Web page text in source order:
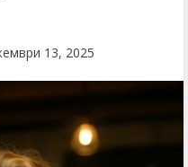
13, 2025